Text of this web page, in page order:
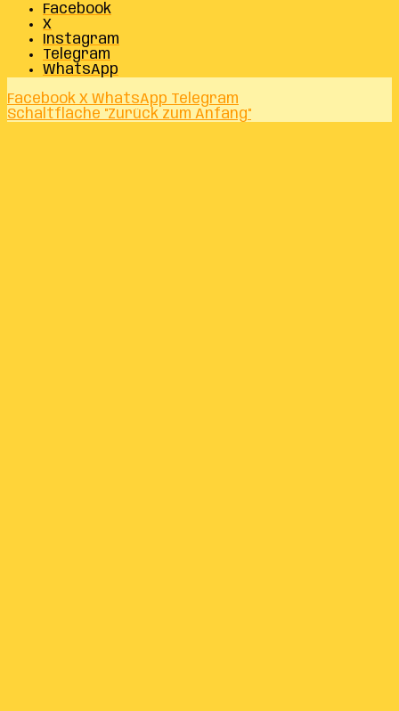
Facebook
X
Instagram
Telegram
WhatsApp
Facebook X WhatsApp Telegram
Schaltfläche "Zurück zum Anfang"